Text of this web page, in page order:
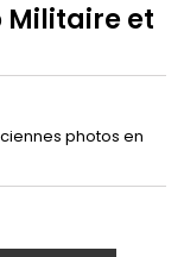
Militaire et
photos en